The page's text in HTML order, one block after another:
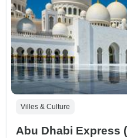
Villes & Culture
Abu Dhabi Express